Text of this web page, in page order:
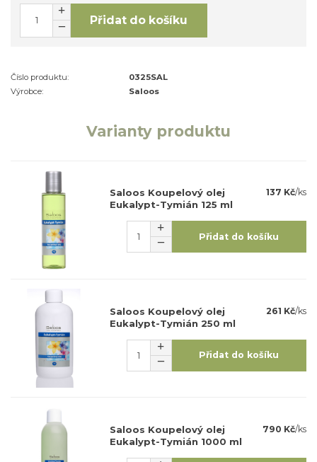
Přidat do košíku
Číslo produktu:
0325SAL
Výrobce:
Saloos
Varianty produktu
Saloos Koupelový olej
Eukalypt-Tymián 125 ml
137 Kč/ks
Přidat do košíku
Saloos Koupelový olej
Eukalypt-Tymián 250 ml
261 Kč/ks
Přidat do košíku
Saloos Koupelový olej
Eukalypt-Tymián 1000 ml
790 Kč/ks